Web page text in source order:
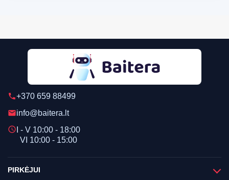
phone+370 659 88499
emailinfo@baitera.lt
schedule I - V 10:00 - 18:00
VI 10:00 - 15:00
PIRKĖJUI